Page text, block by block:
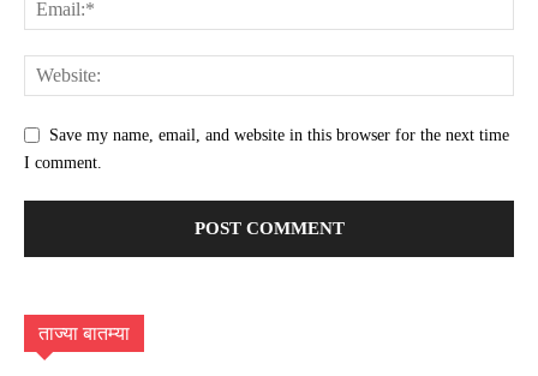
Save my name, email, and website in this browser for the next time
I comment.
ताज्या बातम्या